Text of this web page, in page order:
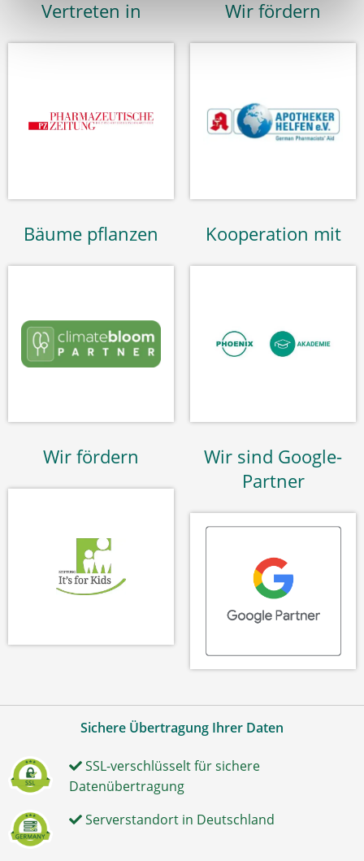
Vertreten in Wir fördern
Bäume pflanzen Kooperation mit
Wir fördern
Wir sind Google-
Partner
Sichere Übertragung Ihrer Daten
SSL-verschlüsselt für sichere
Datenübertragung
Serverstandort in Deutschland